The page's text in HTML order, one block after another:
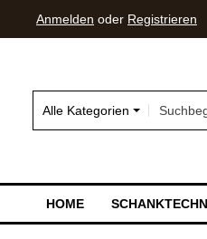
Zur Hauptnavigation
Anmelden oder Registrieren
Alle Kategorien
HOME